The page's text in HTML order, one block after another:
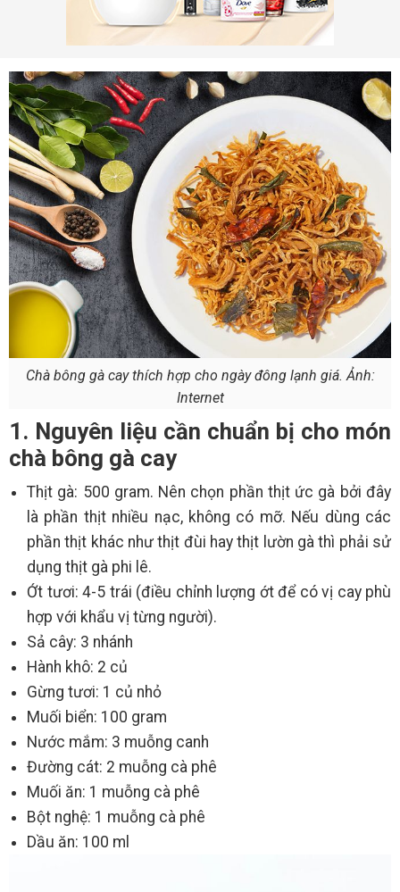
Chà bông gà cay thích hợp cho ngày đông lạnh giá. Ảnh:
Internet
1. Nguyên liệu cần chuẩn bị cho món
chà bông gà cay
Thịt gà: 500 gram. Nên chọn phần thịt ức gà bởi đây
là phần thịt nhiều nạc, không có mỡ. Nếu dùng các
phần thịt khác như thịt đùi hay thịt lườn gà thì phải sử
dụng thịt gà phi lê.
Ớt tươi: 4-5 trái (điều chỉnh lượng ớt để có vị cay phù
hợp với khẩu vị từng người).
Sả cây: 3 nhánh
Hành khô: 2 củ
Gừng tươi: 1 củ nhỏ
Muối biển: 100 gram
Nước mắm: 3 muỗng canh
Đường cát: 2 muỗng cà phê
Muối ăn: 1 muỗng cà phê
Bột nghệ: 1 muỗng cà phê
Dầu ăn: 100 ml